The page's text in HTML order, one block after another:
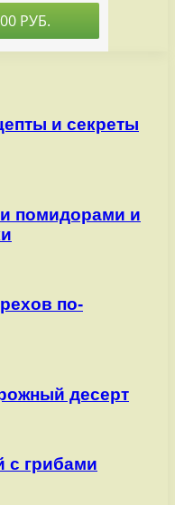
и секреты
помидорами и
по-
десерт
с грибами